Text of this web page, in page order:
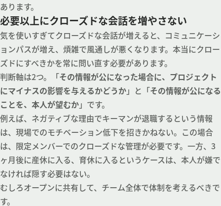
あります。
必要以上にクローズドな会話を増やさない
気を使いすぎてクローズドな会話が増えると、コミュニケーシ
ョンパスが増え、煩雑で風通しが悪くなります。本当にクロー
ズドにすべきかを常に問い直す必要があります。
判断軸は2つ。「その情報が公になった場合に、プロジェクト
にマイナスの影響を与えるかどうか」と「その情報が公になる
ことを、本人が望むか」です。
例えば、ネガティブな理由でキーマンが退職するという情報
は、現場でのモチベーション低下を招きかねない。この場合
は、限定メンバーでのクローズドな管理が必要です。一方、3
ヶ月後に産休に入る、育休に入るというケースは、本人が嫌で
なければ隠す必要はない。
むしろオープンに共有して、チーム全体で体制を考えるべきで
す。